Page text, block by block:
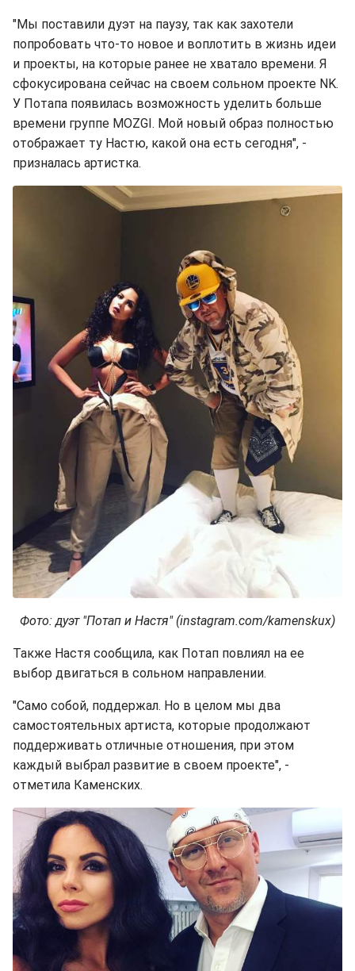
"Мы поставили дуэт на паузу, так как захотели
попробовать что-то новое и воплотить в жизнь идеи
и проекты, на которые ранее не хватало времени. Я
сфокусирована сейчас на своем сольном проекте NK.
У Потапа появилась возможность уделить больше
времени группе MOZGI. Мой новый образ полностью
отображает ту Настю, какой она есть сегодня", -
призналась артистка.
Фото: дуэт "Потап и Настя" (instagram.com/kamenskux)
Также Настя сообщила, как Потап повлиял на ее
выбор двигаться в сольном направлении.
"Само собой, поддержал. Но в целом мы два
самостоятельных артиста, которые продолжают
поддерживать отличные отношения, при этом
каждый выбрал развитие в своем проекте", -
отметила Каменских.